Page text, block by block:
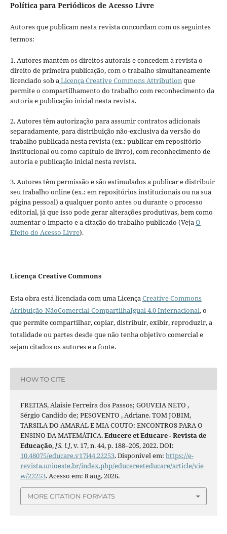
Política para Periódicos de Acesso Livre
Autores que publicam nesta revista concordam com os seguintes
termos:
1. Autores mantém os direitos autorais e concedem à revista o
direito de primeira publicação, com o trabalho simultaneamente
licenciado sob aLicença Creative Commons Attributionque
permite o compartilhamento do trabalho com reconhecimento da
autoria e publicação inicial nesta revista.
2. Autores têm autorização para assumir contratos adicionais
separadamente, para distribuição não-exclusiva da versão do
trabalho publicada nesta revista (ex.: publicar em repositório
institucional ou como capítulo de livro), com reconhecimento de
autoria e publicação inicial nesta revista.
3. Autores têm permissão e são estimulados a publicar e distribuir
seu trabalho online (ex.: em repositórios institucionais ou na sua
página pessoal) a qualquer ponto antes ou durante o processo
editorial, já que isso pode gerar alterações produtivas, bem como
aumentar o impacto e a citação do trabalho publicado (VejaO
Efeito do Acesso Livre).
Licença Creative Commons
Esta obra está licenciada com uma LicençaCreative Commons
Atribuição-NãoComercial-CompartilhaIgual 4.0 Internacional, o
que permite compartilhar, copiar, distribuir, exibir, reproduzir, a
totalidade ou partes desde que não tenha objetivo comercial e
sejam citados os autores e a fonte.
HOW TO CITE
FREITAS, Alaísie Ferreira dos Passos; GOUVEIA NETO ,
Sérgio Candido de; PESOVENTO , Adriane. TOM JOBIM,
TARSILA DO AMARAL E MIA COUTO: ENCONTROS PARA O
ENSINO DA MATEMÁTICA.Educere et Educare - Revista de
Educação,[S. l.], v. 17, n. 44, p. 188–205, 2022. DOI:
10.48075/educare.v17i44.22253. Disponível em: https://e-
revista.unioeste.br/index.php/educereeteducare/article/vie
w/22253. Acesso em: 8 aug. 2026.
MORE CITATION FORMATS